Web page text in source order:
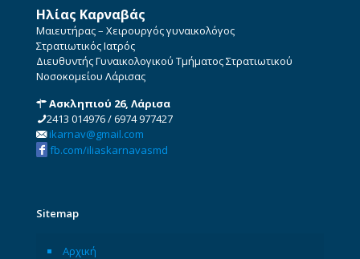
Ηλίας Καρναβάς
Μαιευτήρας – Χειρουργός γυναικολόγος
Στρατιωτικός Ιατρός
Διευθυντής Γυναικολογικού Τμήματος Στρατιωτικού
Νοσοκομείου Λάρισας
Ασκληπιού 26, Λάρισα
2413 014976/6974 977427
ikarnav@gmail.com
fb.com/iliaskarnavasmd
Sitemap
Αρχική